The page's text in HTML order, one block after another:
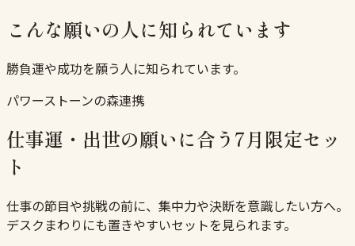
こんな願いの人に知られています
勝負運や成功を願う人に知られています。
パワーストーンの森連携
仕事運・出世の願いに合う7月限定セッ
ト
仕事の節目や挑戦の前に、集中力や決断を意識したい方へ。
デスクまわりにも置きやすいセットを見られます。